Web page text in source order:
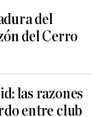
del
del Cerro
las razones
entre club